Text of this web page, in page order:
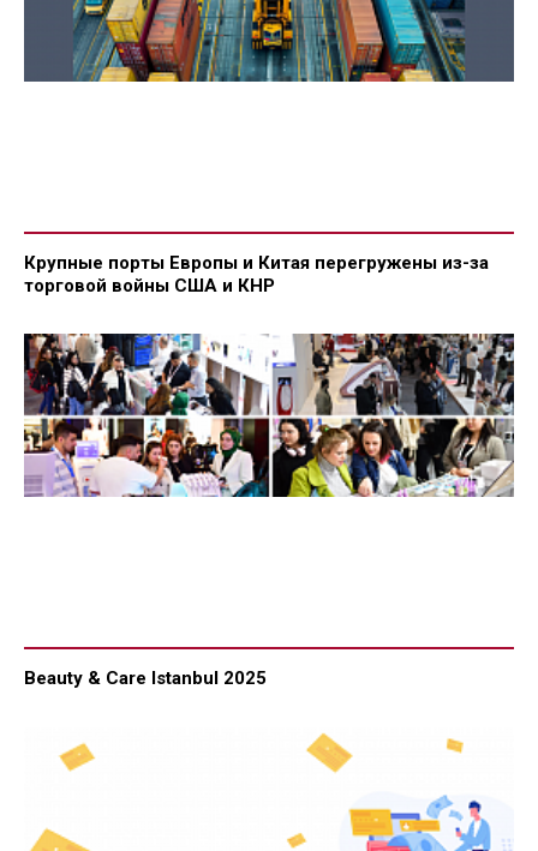
Крупные порты Европы и Китая перегружены из-за
торговой войны США и КНР
Beauty & Care Istanbul 2025